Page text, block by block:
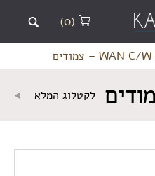
(0)
WAN C/W – צמודים
לקטלוג המלא